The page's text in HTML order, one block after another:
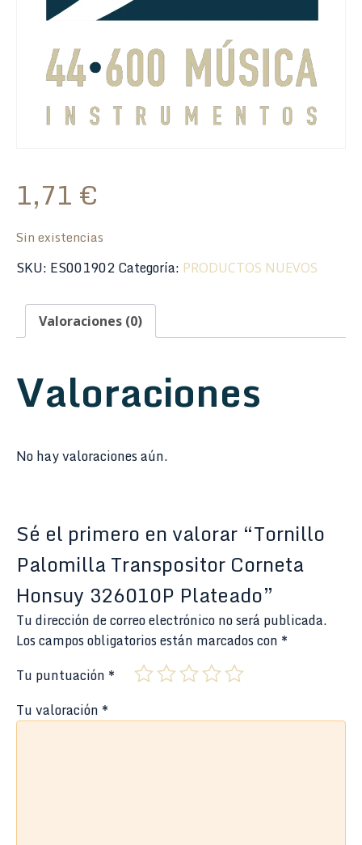
1,71 €
Sin existencias
SKU: ES001902Categoría: PRODUCTOS NUEVOS
Valoraciones (0)
Valoraciones
No hay valoraciones aún.
Sé el primero en valorar “Tornillo
Palomilla Transpositor Corneta
Honsuy 326010P Plateado”
Tu dirección de correo electrónico no será publicada.
Los campos obligatorios están marcados con *
Tu puntuación *
Tu valoración *